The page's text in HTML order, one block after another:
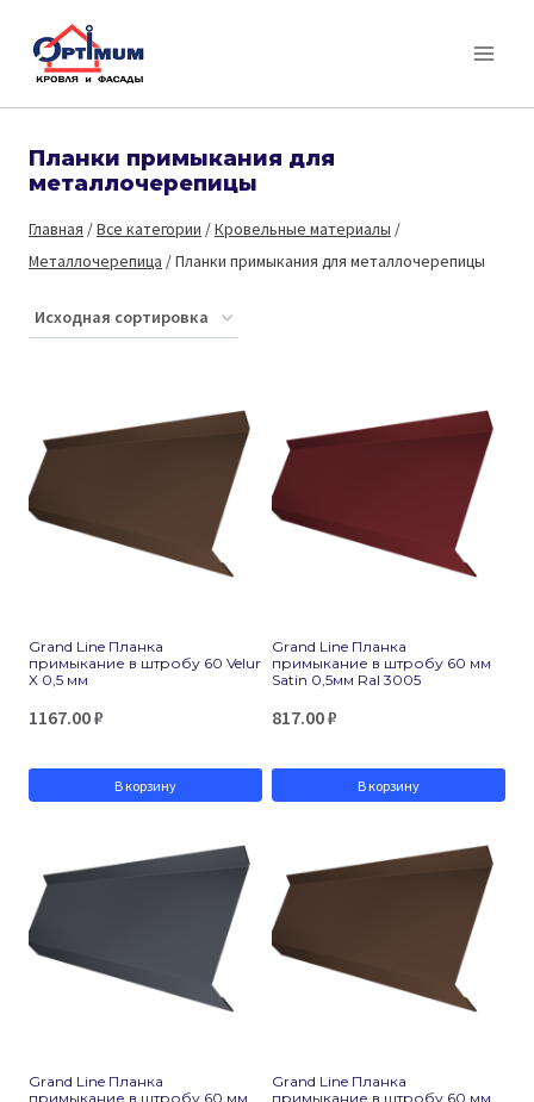
Перейти
Планки примыкания для
металлочерепицы
Главная /Все категории /Кровельные материалы /
Металлочерепица /Планки примыкания для металлочерепицы
Grand Line Планка
примыкание в штробу 60 Velur
X 0,5 мм
1167.00₽
В корзину
Grand Line Планка
примыкание в штробу 60 мм
Satin 0,5мм Ral 3005
817.00₽
В корзину
Grand Line Планка
примыкание в штробу 60 мм
Grand Line Планка
примыкание в штробу 60 мм